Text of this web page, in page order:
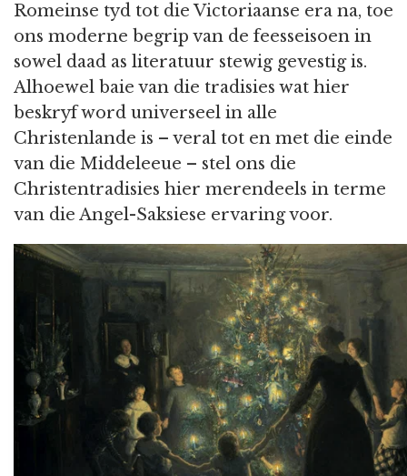
Romeinse tyd tot die Victoriaanse era na, toe
ons moderne begrip van de feesseisoen in
sowel daad as literatuur stewig gevestig is.
Alhoewel baie van die tradisies wat hier
beskryf word universeel in alle
Christenlande is – veral tot en met die einde
van die Middeleeue – stel ons die
Christentradisies hier merendeels in terme
van die Angel-Saksiese ervaring voor.